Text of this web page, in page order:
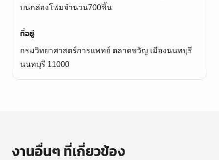
บนกล่องโฟมจำนวน700ชิ้น
ที่อยู่
กรมวิทยาศาสตร์การแพทย์ ตลาดขวัญ เมืองนนทบุรี
นนทบุรี 11000
งานอื่นๆ ที่เกี่ยวข้อง